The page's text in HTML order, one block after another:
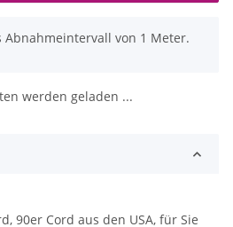
Abnahmeintervall von 1 Meter.
werden geladen ...
90er Cord aus den USA, für Sie